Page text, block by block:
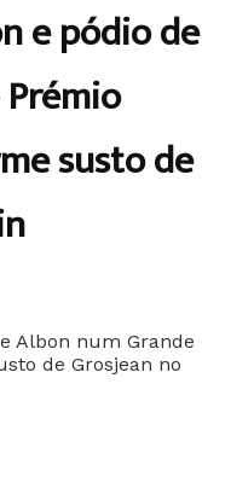
e pódio de
susto de